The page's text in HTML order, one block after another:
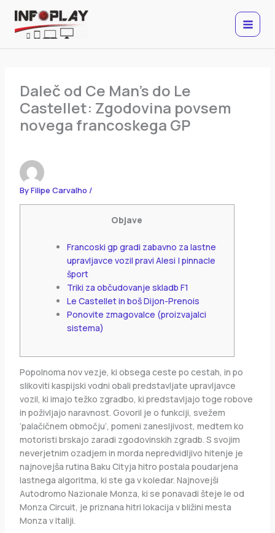
content
Daleč od Ce Man’s do Le
Castellet: Zgodovina povsem
novega francoskega GP
ByFilipe Carvalho /
Objave
Francoski gp gradi zabavno za lastne
upravljavce vozil pravi Alesi | pinnacle
šport
Triki za občudovanje skladb F1
Le Castellet in boš Dijon-Prenois
Ponovite zmagovalce (proizvajalci
sistema)
Popolnoma nov vezje, ki obsega ceste po cestah, in po
slikoviti kaspijski vodni obali predstavljate upravljavce
vozil, ki imajo težko zgradbo, ki predstavljajo toge robove
in poživljajo naravnost. Govoril je o funkciji, svežem
‘palačičnem območju’, pomeni zanesljivost, medtem ko
motoristi brskajo zaradi zgodovinskih zgradb. S svojim
neverjetnim ozadjem in morda nepredvidljivo hitenje je
najnovejša rutina Baku Cityja hitro postala poudarjena
lastnega algoritma, ki ste ga v koledar. Najnovejši
Autodromo Nazionale Monza, ki se ponavadi šteje le od
Monza Circuit, je priznana hitri lokacija v bližini mesta
Monza v Italiji.